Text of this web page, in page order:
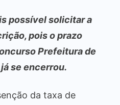
possível solicitar a
pois o prazo
Prefeitura de
já se encerrou.
da taxa de